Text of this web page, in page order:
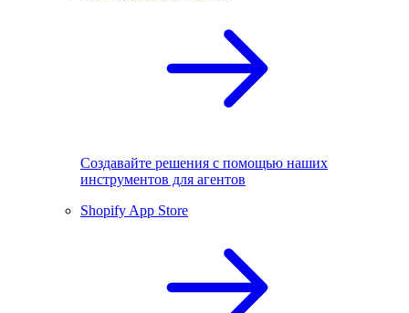
Создавайте решения с помощью наших
инструментов для агентов
Shopify App Store